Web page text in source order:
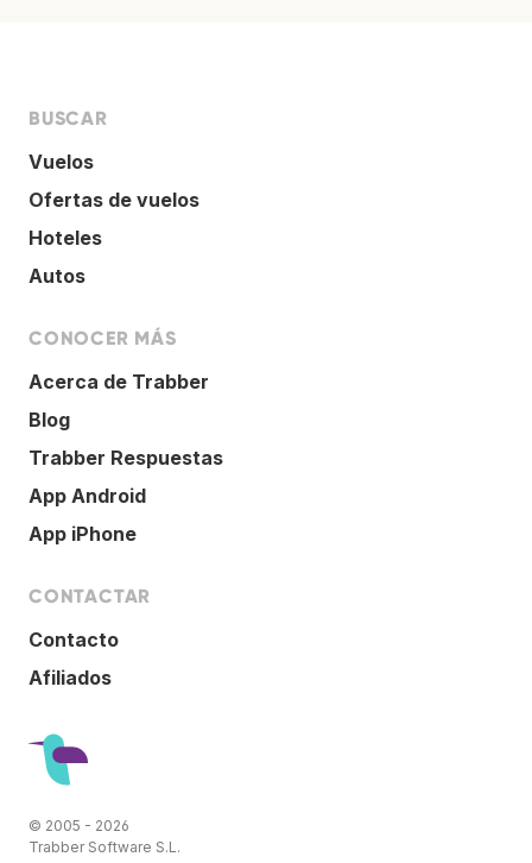
BUSCAR
Vuelos
Ofertas de vuelos
Hoteles
Autos
CONOCER MÁS
Acerca de Trabber
Blog
Trabber Respuestas
App Android
App iPhone
CONTACTAR
Contacto
Afiliados
© 2005 - 2026
Trabber Software S.L.